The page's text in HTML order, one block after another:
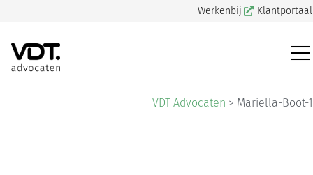
Werkenbij Klantportaal
VDT Advocaten > Mariella-Boot-1